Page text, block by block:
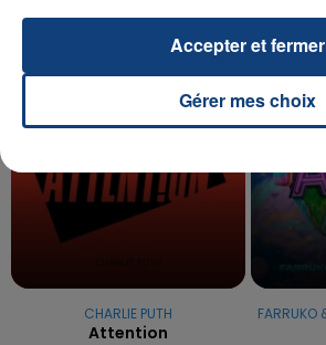
TITRES DIFFUSÉS
CHARLIE PUTH
Attention
FARRUKO
Gérer mes choix
Accepter et fermer